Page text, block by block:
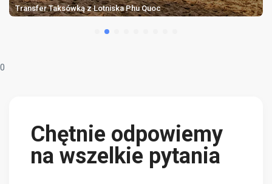
Transfer Taksówką z Lotniska Phu Bai
0
Chętnie odpowiemy
na wszelkie pytania